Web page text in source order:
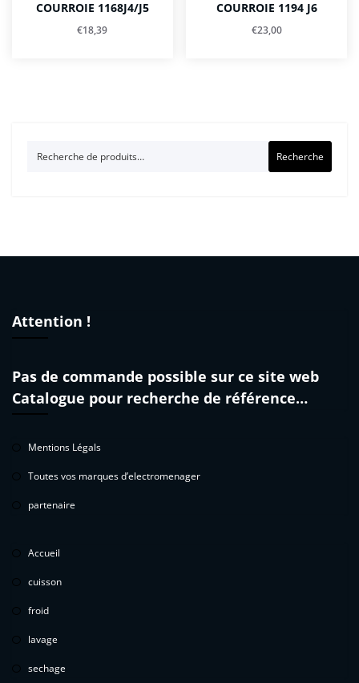
COURROIE 1168J4/J5
€18,39
COURROIE 1194 J6
€23,00
Recherche
Attention !
Pas de commande possible sur ce site web
Catalogue pour recherche de référence…
Mentions Légals
Toutes vos marques d’electromenager
partenaire
Accueil
cuisson
froid
lavage
sechage